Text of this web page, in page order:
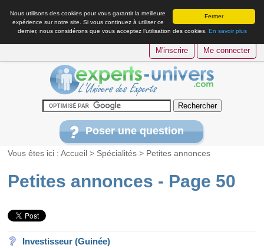
Fermer
Nous utilisons des cookies pour vous garantir la meilleure
expérience sur notre site. Si vous continuez à utiliser ce
dernier, nous considérons que vous acceptez l’utilisation des cookies. En savoir plus
M'inscrire Me connecter
Poser une question
Vous êtes ici :Accueil > Spécialités > Petites annonces
Petites annonces - Page 50
Investisseur (Guinée)